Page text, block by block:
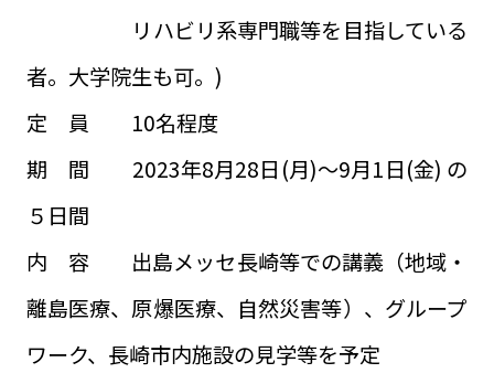
リハビリ系専門職等を目指している
者。大学院生も可。)
定 員 10名程度
期 間 2023年8月28日(月)～9月1日(金) の
５日間
内 容 出島メッセ長崎等での講義（地域・
離島医療、原爆医療、自然災害等）、グループ
ワーク、長崎市内施設の見学等を予定